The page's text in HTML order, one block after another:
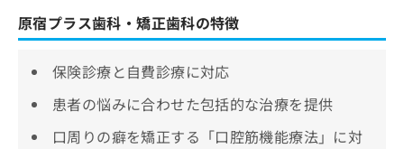
原宿プラス歯科・矯正歯科の特徴
保険診療と自費診療に対応
患者の悩みに合わせた包括的な治療を提供
口周りの癖を矯正する「口腔筋機能療法」に対